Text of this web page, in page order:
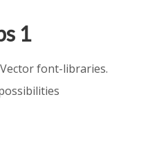
1
font-libraries.